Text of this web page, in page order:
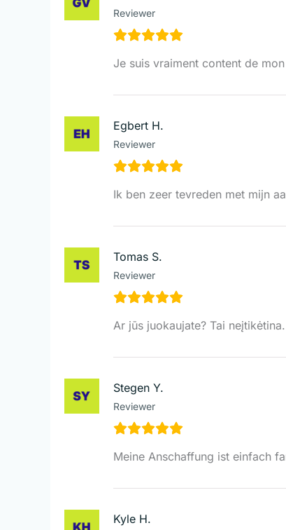
Reviewer
Je suis vraiment content de
Egbert H.
Reviewer
Ik ben zeer tevreden met mijn
Tomas S.
Reviewer
Ar jūs juokaujate? Tai
Stegen Y.
Reviewer
Meine Anschaffung ist einfach
Kyle H.